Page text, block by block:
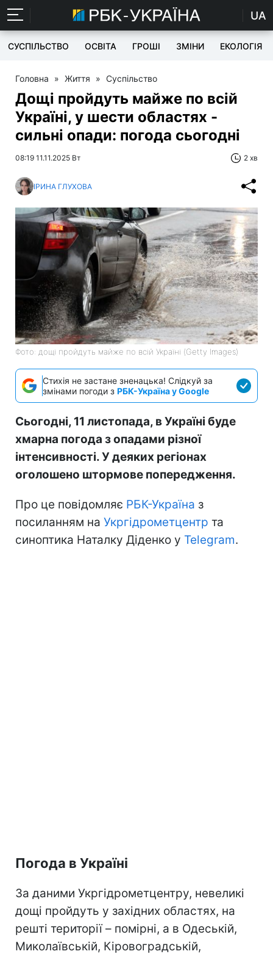
UA
СУСПІЛЬСТВО ОСВІТА ГРОШІ ЗМІНИ ЕКОЛОГІЯ
Головна » Життя » Суспільство
Дощі пройдуть майже по всій
Україні, у шести областях -
сильні опади: погода сьогодні
08:19 11.11.2025 Вт 2 хв
ІРИНА ГЛУХОВА
Фото: дощі пройдуть майже по всій Україні (Getty Images)
Стихія не застане зненацька! Слідкуй за
змінами погоди з РБК-Україна у Google
Сьогодні, 11 листопада, в Україні буде
хмарна погода з опадами різної
інтенсивності. У деяких регіонах
оголошено штормове попередження.
Про це повідомляє РБК-Україна з
посиланням на Укргідрометцентр та
синоптика Наталку Діденко у Telegram.
Погода в Україні
За даними Укргідрометцентру, невеликі
дощі пройдуть у західних областях, на
решті території – помірні, а в Одеській,
Миколаївській, Кіровоградській,